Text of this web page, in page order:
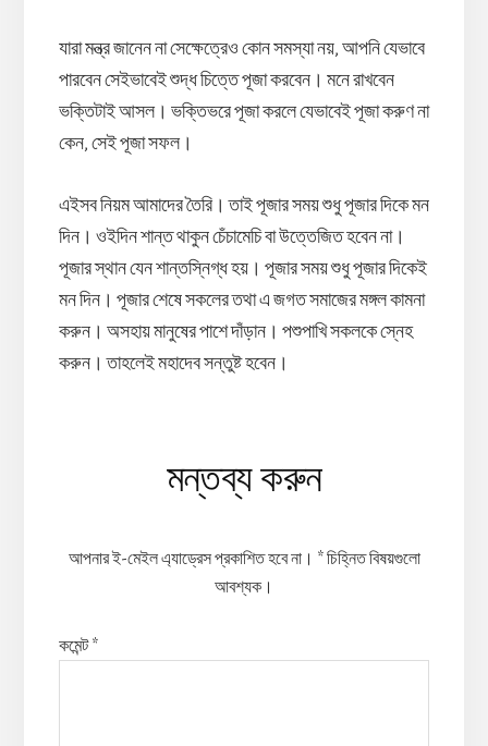
যারা মন্ত্র জানেন না সেক্ষেত্রেও কোন সমস্যা নয়, আপনি যেভাবে
পারবেন সেইভাবেই শুদ্ধ চিত্তে পূজা করবেন। মনে রাখবেন
ভক্তিটাই আসল। ভক্তিভরে পূজা করলে যেভাবেই পূজা করুণ না
কেন, সেই পূজা সফল।
এইসব নিয়ম আমাদের তৈরি। তাই পূজার সময় শুধু পূজার দিকে মন
দিন। ওইদিন শান্ত থাকুন চেঁচামেচি বা উত্তেজিত হবেন না।
পূজার স্থান যেন শান্তস্নিগ্ধ হয়। পূজার সময় শুধু পূজার দিকেই
মন দিন। পূজার শেষে সকলের তথা এ জগত সমাজের মঙ্গল কামনা
করুন। অসহায় মানুষের পাশে দাঁড়ান। পশুপাখি সকলকে স্নেহ
করুন। তাহলেই মহাদেব সন্তুষ্ট হবেন।
Interactions
মন্তব্য করুন
আপনার ই-মেইল এ্যাড্রেস প্রকাশিত হবে না। *চিহ্নিত বিষয়গুলো
আবশ্যক।
কমেন্ট*